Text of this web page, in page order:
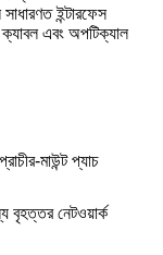
ইন্টারফেস
ক্যাবল এবং অপটিক্যাল
মাউন্ট প্যাচ
বৃহত্তর নেটওয়ার্ক